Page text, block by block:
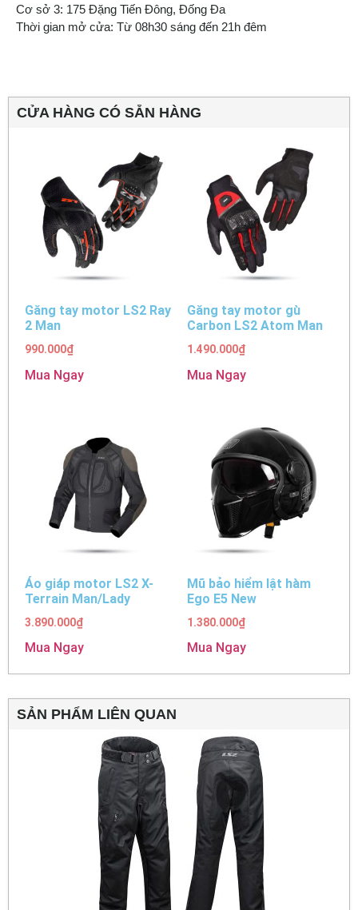
Cơ sở 3: 175 Đặng Tiến Đông, Đống Đa
Thời gian mở cửa: Từ 08h30 sáng đến 21h đêm
CỬA HÀNG CÓ SẴN HÀNG
Găng tay motor LS2 Ray
2 Man
990.000₫
Mua Ngay
Găng tay motor gù
Carbon LS2 Atom Man
1.490.000₫
Mua Ngay
Áo giáp motor LS2 X-
Terrain Man/Lady
3.890.000₫
Mua Ngay
Mũ bảo hiểm lật hàm
Ego E5 New
1.380.000₫
Mua Ngay
SẢN PHẨM LIÊN QUAN